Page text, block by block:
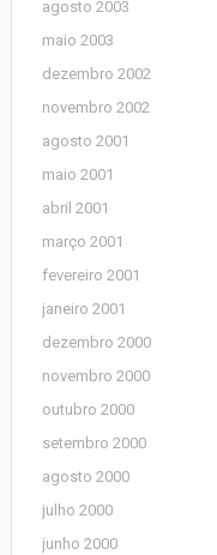
agosto 2003
maio 2003
dezembro 2002
novembro 2002
agosto 2001
maio 2001
abril 2001
março 2001
fevereiro 2001
janeiro 2001
dezembro 2000
novembro 2000
outubro 2000
setembro 2000
agosto 2000
julho 2000
junho 2000